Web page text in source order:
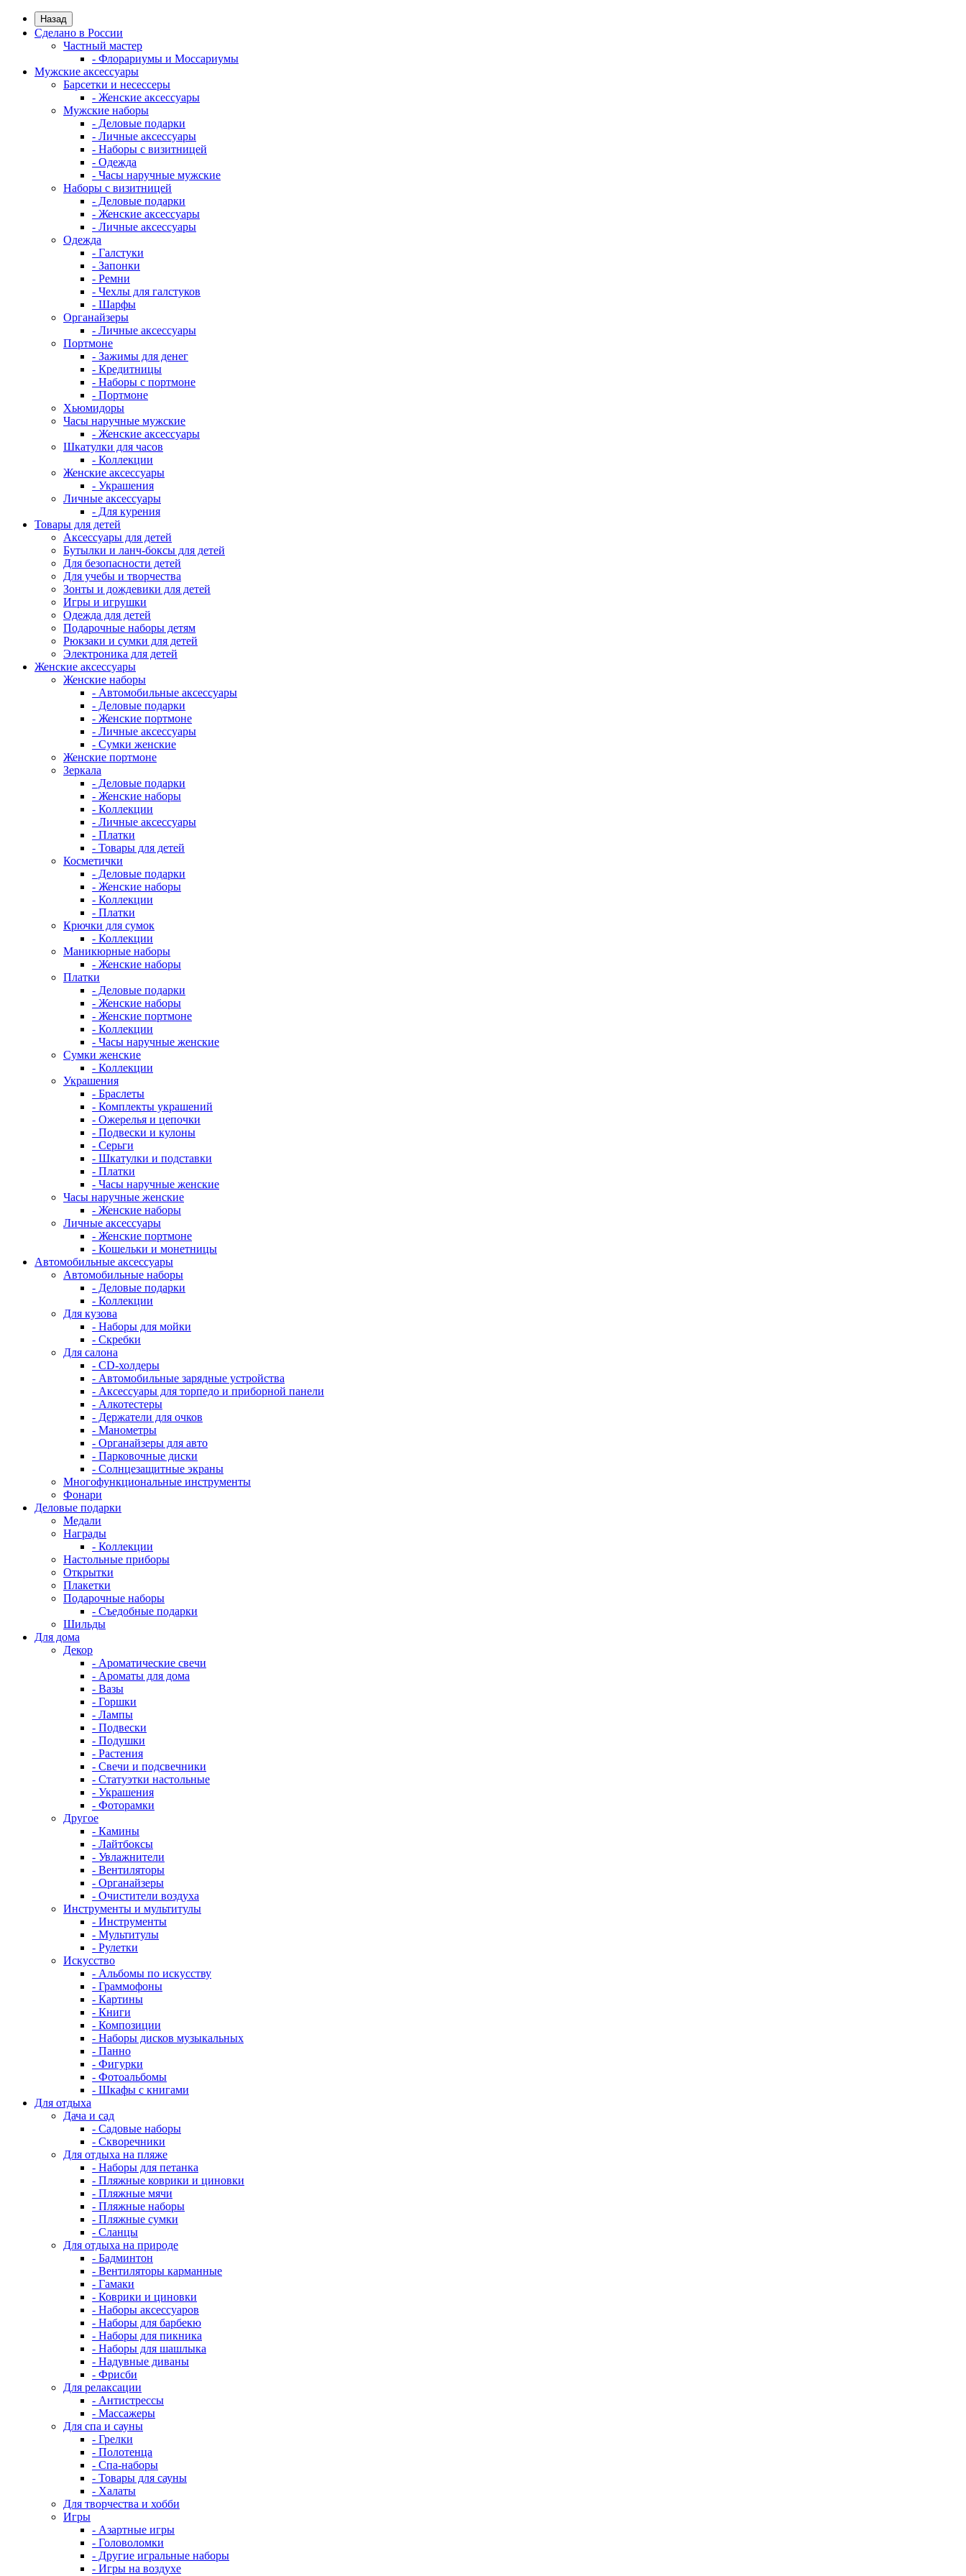
Назад
Сделано в России
Частный мастер
- Флорариумы и Моссариумы
Мужские аксессуары
Барсетки и несессеры
- Женские аксессуары
Мужские наборы
- Деловые подарки
- Личные аксессуары
- Наборы с визитницей
- Одежда
- Часы наручные мужские
Наборы с визитницей
- Деловые подарки
- Женские аксессуары
- Личные аксессуары
Одежда
- Галстуки
- Запонки
- Ремни
- Чехлы для галстуков
- Шарфы
Органайзеры
- Личные аксессуары
Портмоне
- Зажимы для денег
- Кредитницы
- Наборы с портмоне
- Портмоне
Хьюмидоры
Часы наручные мужские
- Женские аксессуары
Шкатулки для часов
- Коллекции
Женские аксессуары
- Украшения
Личные аксессуары
- Для курения
Товары для детей
Аксессуары для детей
Бутылки и ланч-боксы для детей
Для безопасности детей
Для учебы и творчества
Зонты и дождевики для детей
Игры и игрушки
Одежда для детей
Подарочные наборы детям
Рюкзаки и сумки для детей
Электроника для детей
Женские аксессуары
Женские наборы
- Автомобильные аксессуары
- Деловые подарки
- Женские портмоне
- Личные аксессуары
- Сумки женские
Женские портмоне
Зеркала
- Деловые подарки
- Женские наборы
- Коллекции
- Личные аксессуары
- Платки
- Товары для детей
Косметички
- Деловые подарки
- Женские наборы
- Коллекции
- Платки
Крючки для сумок
- Коллекции
Маникюрные наборы
- Женские наборы
Платки
- Деловые подарки
- Женские наборы
- Женские портмоне
- Коллекции
- Часы наручные женские
Сумки женские
- Коллекции
Украшения
- Браслеты
- Комплекты украшений
- Ожерелья и цепочки
- Подвески и кулоны
- Серьги
- Шкатулки и подставки
- Платки
- Часы наручные женские
Часы наручные женские
- Женские наборы
Личные аксессуары
- Женские портмоне
- Кошельки и монетницы
Автомобильные аксессуары
Автомобильные наборы
- Деловые подарки
- Коллекции
Для кузова
- Наборы для мойки
- Скребки
Для салона
- CD-холдеры
- Автомобильные зарядные устройства
- Аксессуары для торпедо и приборной панели
- Алкотестеры
- Держатели для очков
- Манометры
- Органайзеры для авто
- Парковочные диски
- Солнцезащитные экраны
Многофункциональные инструменты
Фонари
Деловые подарки
Медали
Награды
- Коллекции
Настольные приборы
Открытки
Плакетки
Подарочные наборы
- Съедобные подарки
Шильды
Для дома
Декор
- Ароматические свечи
- Ароматы для дома
- Вазы
- Горшки
- Лампы
- Подвески
- Подушки
- Растения
- Свечи и подсвечники
- Статуэтки настольные
- Украшения
- Фоторамки
Другое
- Камины
- Лайтбоксы
- Увлажнители
- Вентиляторы
- Органайзеры
- Очистители воздуха
Инструменты и мультитулы
- Инструменты
- Мультитулы
- Рулетки
Искусство
- Альбомы по искусству
- Граммофоны
- Картины
- Книги
- Композиции
- Наборы дисков музыкальных
- Панно
- Фигурки
- Фотоальбомы
- Шкафы с книгами
Для отдыха
Дача и сад
- Садовые наборы
- Скворечники
Для отдыха на пляже
- Наборы для петанка
- Пляжные коврики и циновки
- Пляжные мячи
- Пляжные наборы
- Пляжные сумки
- Сланцы
Для отдыха на природе
- Бадминтон
- Вентиляторы карманные
- Гамаки
- Коврики и циновки
- Наборы аксессуаров
- Наборы для барбекю
- Наборы для пикника
- Наборы для шашлыка
- Надувные диваны
- Фрисби
Для релаксации
- Антистрессы
- Массажеры
Для спа и сауны
- Грелки
- Полотенца
- Спа-наборы
- Товары для сауны
- Халаты
Для творчества и хобби
Игры
- Азартные игры
- Головоломки
- Другие игральные наборы
- Игры на воздухе